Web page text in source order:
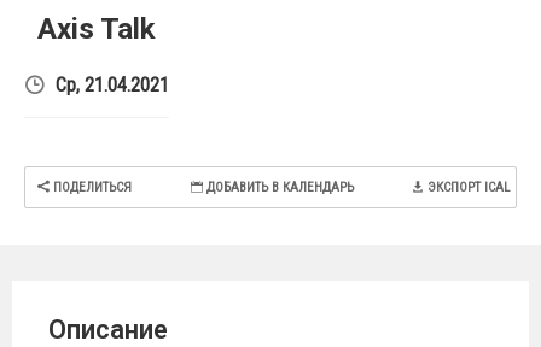
Axis Talk
Ср, 21.04.2021
ПОДЕЛИТЬСЯ ДОБАВИТЬ В КАЛЕНДАРЬ ЭКСПОРТ ICAL
Описание